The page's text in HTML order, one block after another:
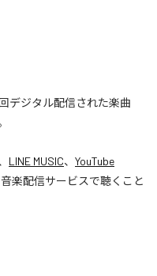
デジタル配信された楽曲
LINE MUSIC、 YouTube
楽配信サービスで聴くこと